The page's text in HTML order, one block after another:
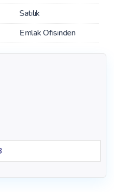
Satılık
Emlak Ofisinden